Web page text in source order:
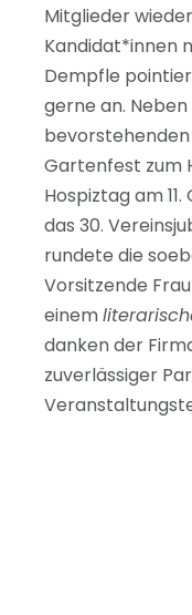
Mitglieder
Kandidat*innen
Dempfle
gerne an.
Gartenfest zum
Hospiztag am
das 30.
rundete die
Vorsitzende
einem
danken der
zuverlässiger